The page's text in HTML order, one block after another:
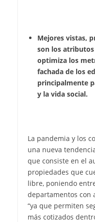
Mejores vistas,
son los
optimiza los
fachada de los
principalmente
y la vida social.
La pandemia y los
una nueva
que consiste en el
propiedades que
libre, poniendo
departamentos con
“ya que permiten
más cotizados